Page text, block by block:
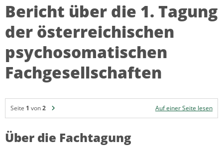
Bericht über die 1. Tagung
der österreichischen
psychosomatischen
Fachgesellschaften
Seite 1 von2 Auf einer Seite lesen
Über die Fachtagung